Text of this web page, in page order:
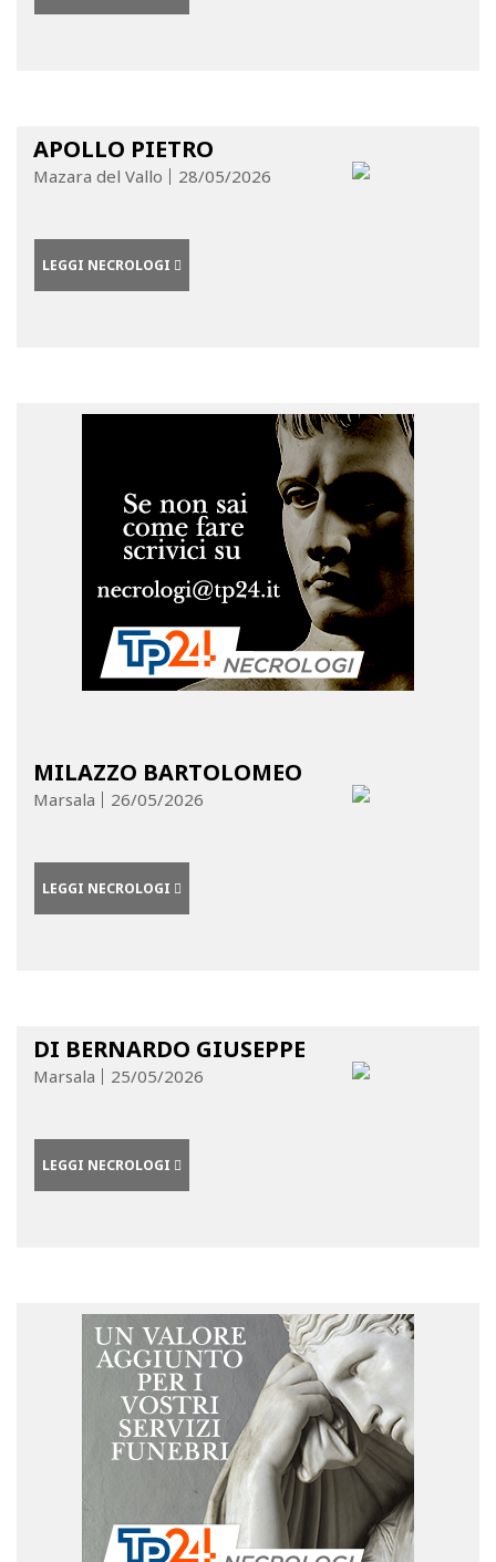
APOLLO PIETRO
Mazara del Vallo 28/05/2026
LEGGI NECROLOGI
MILAZZO BARTOLOMEO
Marsala 26/05/2026
LEGGI NECROLOGI
DI BERNARDO GIUSEPPE
Marsala 25/05/2026
LEGGI NECROLOGI